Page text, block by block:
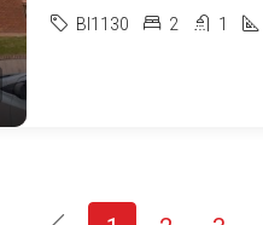
BI1130 2 1